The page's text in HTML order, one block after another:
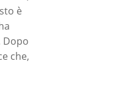
è
Dopo
che,